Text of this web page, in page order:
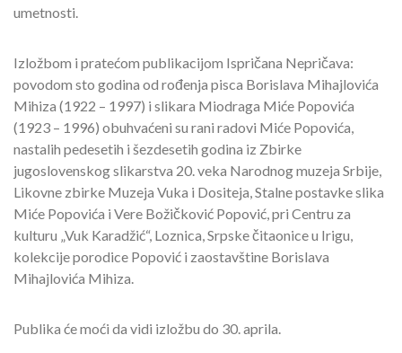
umetnosti.
Izložbom i pratećom publikacijom Ispričana Nepričava:
povodom sto godina od rođenja pisca Borislava Mihajlovića
Mihiza (1922 – 1997) i slikara Miodraga Miće Popovića
(1923 – 1996) obuhvaćeni su rani radovi Miće Popovića,
nastalih pedesetih i šezdesetih godina iz Zbirke
jugoslovenskog slikarstva 20. veka Narodnog muzeja Srbije,
Likovne zbirke Muzeja Vuka i Dositeja, Stalne postavke slika
Miće Popovića i Vere Božičković Popović, pri Centru za
kulturu „Vuk Karadžić“, Loznica, Srpske čitaonice u Irigu,
kolekcije porodice Popović i zaostavštine Borislava
Mihajlovića Mihiza.
Publika će moći da vidi izložbu do 30. aprila.